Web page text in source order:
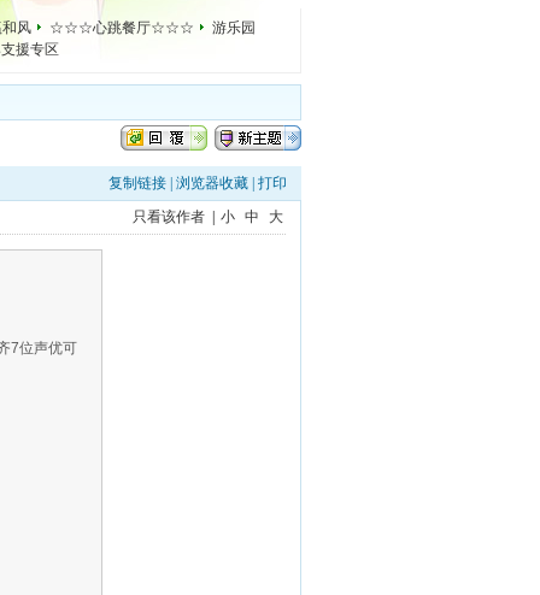
风 ☆☆☆心跳餐厅☆☆☆
游乐园
援专区
复制链接 浏览器收藏 打印
只看该作者
小 中 大
7位声优可